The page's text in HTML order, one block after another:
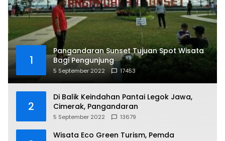
1
Pangandaran Sunset Tujuan Spot Wisata
Bagi Pengunjung
5 September 2022 17453
2
Di Balik Keindahan Pantai Legok Jawa,
Cimerak, Pangandaran
5 September 2022 13679
Wisata Eco Green Turism, Pemda